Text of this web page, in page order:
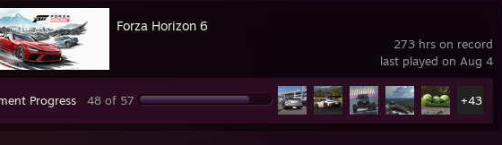
273 hrs on record
last played on Aug 4
Forza Horizon 6
Progress 48 of 57 +43